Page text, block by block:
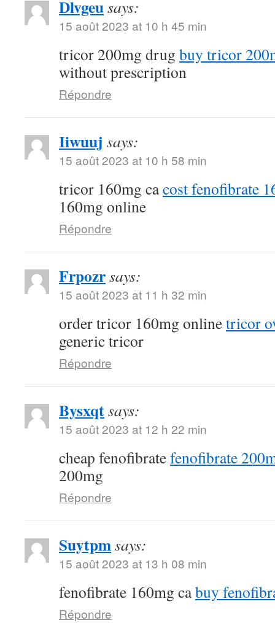
Dlvgeusays:
15 août 2023 at 10 h 45 min
tricor 200mg drug buy tricor
without prescription
Répondre
Iiwuuj says:
15 août 2023 at 10 h 58 min
tricor 160mg cacost fenofibrate
160mg online
Répondre
Frpozrsays:
15 août 2023 at 11 h 32 min
order tricor 160mg onlinetricor
generic tricor
Répondre
Bysxqtsays:
15 août 2023 at 12 h 22 min
cheap fenofibratefenofibrate
200mg
Répondre
Suytpmsays:
15 août 2023 at 13 h 08 min
fenofibrate 160mg cabuy
Répondre